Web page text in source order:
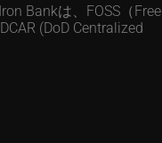
Bankは、FOSS（Free
(DoD Centralized